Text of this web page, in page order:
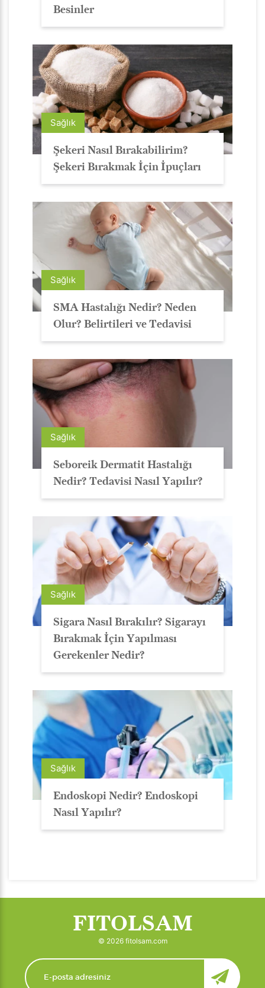
Besinler
Sağlık
Şekeri Nasıl Bırakabilirim?
Şekeri Bırakmak İçin İpuçları
Sağlık
SMA Hastalığı Nedir? Neden
Olur? Belirtileri ve Tedavisi
Sağlık
Seboreik Dermatit Hastalığı
Nedir? Tedavisi Nasıl Yapılır?
Sağlık
Sigara Nasıl Bırakılır? Sigarayı
Bırakmak İçin Yapılması
Gerekenler Nedir?
Sağlık
Endoskopi Nedir? Endoskopi
Nasıl Yapılır?
FITOLSAM
© 2026 fitolsam.com